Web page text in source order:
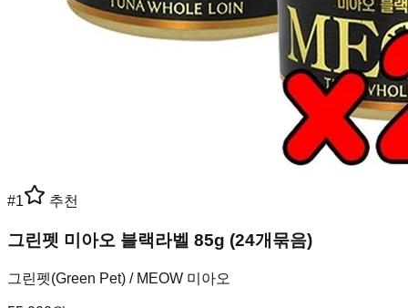
#1 추천
그린펫 미아오 블랙라벨 85g (24개묶음)
그린펫(Green Pet) / MEOW 미아오